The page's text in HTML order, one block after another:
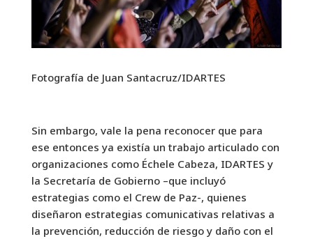
Fotografía de Juan Santacruz/IDARTES
Sin embargo, vale la pena reconocer que para
ese entonces ya existía un trabajo articulado con
organizaciones como Échele Cabeza, IDARTES y
la Secretaría de Gobierno –que incluyó
estrategias como el Crew de Paz-, quienes
diseñaron estrategias comunicativas relativas a
la prevención, reducción de riesgo y daño con el